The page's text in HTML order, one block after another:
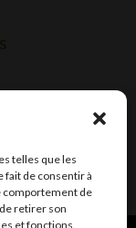
telles que les
fait de consentir à
comportement de
retirer son
et fonctions.